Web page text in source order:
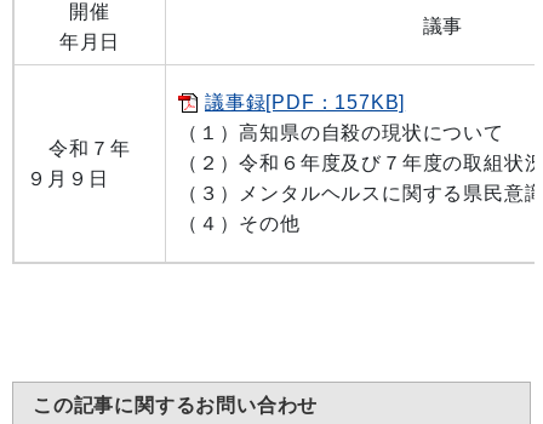
開催
年月日
議事
令和７年
９月９日
議事録[PDF：157KB]
（１）高知県の自殺の現状について
（２）令和６年度及び７年度の取組状
（３）メンタルヘルスに関する県民意
（４）その他
この記事に関するお問い合わせ